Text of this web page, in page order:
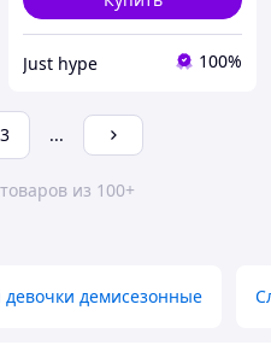
Just hype 100%
3 ...
из 100+
девочки демисезонные